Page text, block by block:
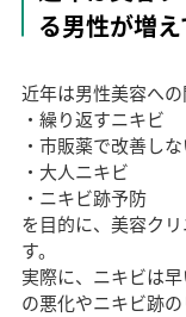
る男性が増
近年は男性美容への
・繰り返すニキビ
・市販薬で改善し
・大人ニキビ
・ニキビ跡予防
を目的に、美容ク
す。
実際に、ニキビは
の悪化やニキビ跡